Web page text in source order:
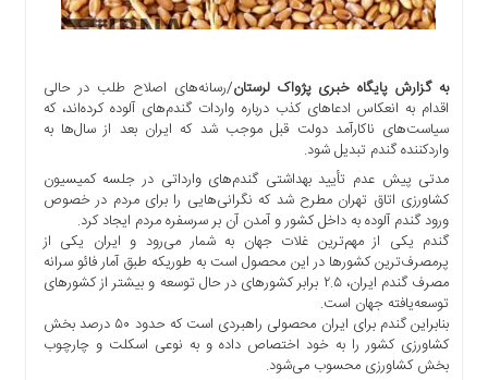
فرهنگی
علمی
آموزشی
دسترسی
سریع
ارتباط
برگه
نمونه
تعرفه
به گزارش پایگاه خبری پژواک لرستان/رسانه‌های اصلاح طلب در حالی
اقدام به انعکاس ادعاهای کذب درباره واردات گندم‌های آلوده کرده‌اند، که
سیاست‌های ناکارآمد دولت قبل موجب شد که ایران بعد از سال‌ها به
واردکننده گندم تبدیل شود.
مدتی پیش عدم تأیید بهداشتی گندم‌های وارداتی در جلسه کمیسیون
کشاورزی اتاق تهران مطرح شد که نگرانی‌هایی را برای مردم در خصوص
ورود گندم آلوده به داخل کشور و آمدن آن بر سرسفره مردم ایجاد کرد.
گندم یکی از مهم‌ترین غلات جهان به شمار می‌رود و ایران یکی از
پرمصرف‌ترین کشورها در این محصول است به طوریکه طبق آمار فائو سرانه
مصرف گندم ایران، ۲.۵ برابر کشورهای در حال توسعه و بیشتر از کشورهای
توسعه‌یافته جهان است.
بنابراین گندم برای ایران محصولی راهبردی است که حدود ۵۰ درصد بخش
کشاورزی کشور را به خود اختصاص داده و به نوعی اسکلت و چارچوب
بخش کشاورزی محسوب می‌شود.